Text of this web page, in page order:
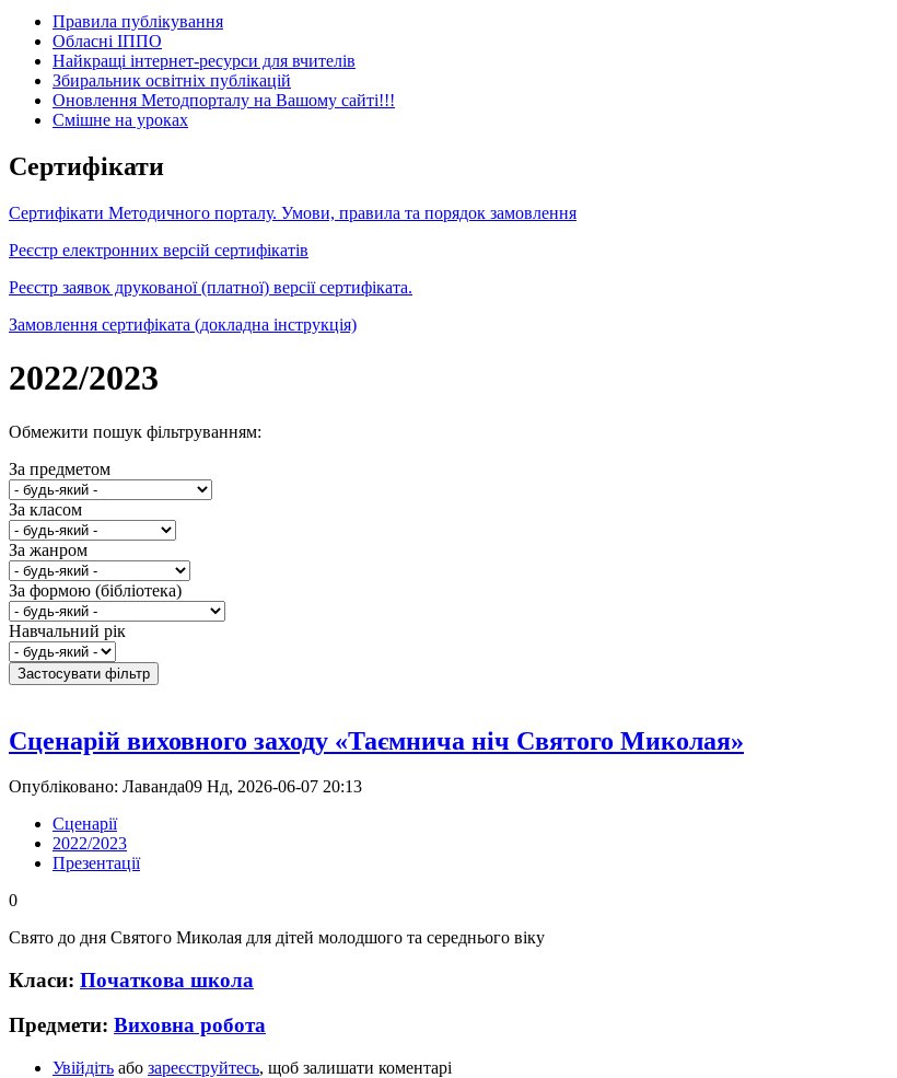
Правила публікування
Обласні ІППО
Найкращі інтернет-ресурси для вчителів
Збиральник освітніх публікацій
Оновлення Методпорталу на Вашому сайті!!!
Cмішне на уроках
Сертифікати
Сертифікати Методичного порталу. Умови, правила та порядок замовлення
Реєстр електронних версій сертифікатів
Реєстр заявок друкованої (платної) версії сертифіката.
Замовлення сертифіката (докладна інструкція)
2022/2023
Обмежити пошук фільтруванням:
За предметом
За класом
За жанром
За формою (бібліотека)
Навчальний рік
Сценарій виховного заходу «Таємнича ніч Святого Миколая»
Опубліковано: Лаванда09 Нд, 2026-06-07 20:13
Сценарії
2022/2023
Презентації
0
Свято до дня Святого Миколая для дітей молодшого та середнього віку
Класи: Початкова школа
Предмети: Виховна робота
Увійдіть або зареєструйтесь, щоб залишати коментарі